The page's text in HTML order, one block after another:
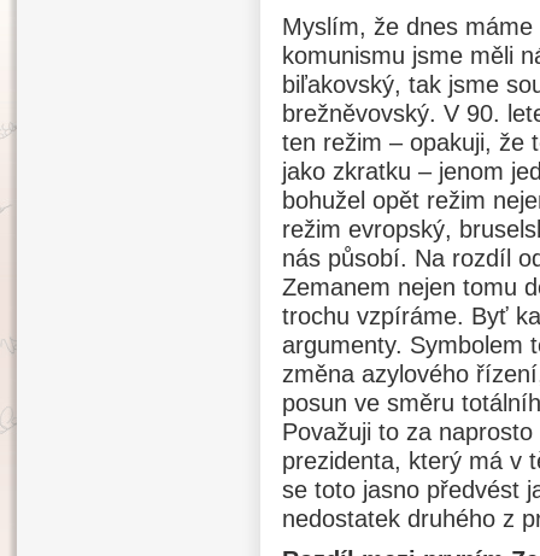
Myslím, že dnes
komunismu jsme měli
biľakovský, tak jsme
brežněvovský. V 90.
ten režim – opakuji, že
jako zkratku – jenom
bohužel opět režim
režim evropský,
nás působí. Na rozdíl
Zemanem nejen tomu
trochu vzpíráme. Byť
argumenty. Symbolem
změna azylového
posun ve směru
Považuji to za
prezidenta, který má v
se toto jasno předvést
nedostatek druhého z